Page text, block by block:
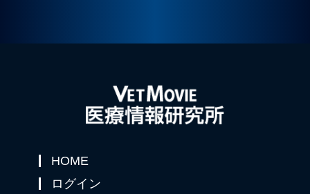
HOME
ログイン